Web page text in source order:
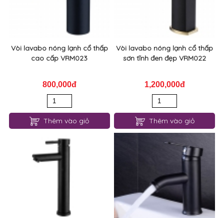
Vòi lavabo nóng lạnh cổ thấp
cao cấp VRM023
800,000đ
Thêm vào giỏ
Vòi lavabo nóng lạnh cổ thấp
sơn tĩnh đen đẹp VRM022
1,200,000đ
Thêm vào giỏ